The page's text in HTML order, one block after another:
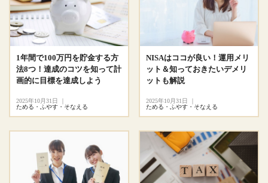
1年間で100万円を貯金する方
法8つ！達成のコツを知って計
画的に目標を達成しよう
2025年10月31日
ためる・ふやす・そなえる
NISAはココが良い！運用メリ
ット＆知っておきたいデメリ
ットも解説
2025年10月31日
ためる・ふやす・そなえる